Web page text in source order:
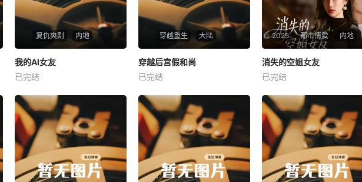
复仇爽剧 内地
我的AI女友
未知
我的AI女友
已完结
穿越重生 大陆
穿越后宫假和尚
未知
穿越后宫假和尚
已完结
2025 都市情爱 内地
消失的空姐女友
未知
消失的空姐女友
已完结